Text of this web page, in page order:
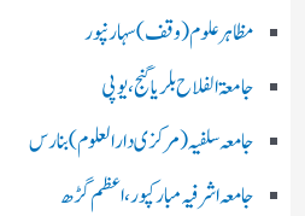
مظاہرعلوم (وقف)سہارنپور
جامعۃ الفلاح بلریاگنج،یوپی
جامعہ سلفیہ(مرکزی دارالعلوم )بنارس
جامعہ اشرفیہ مبارکپور،اعظم گڑھ